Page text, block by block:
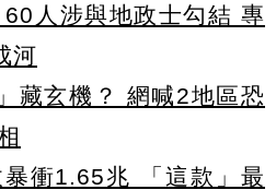
人涉與地政士勾結 專
河
藏玄機？ 網喊2地區恐
衝1.65兆 「這款」最